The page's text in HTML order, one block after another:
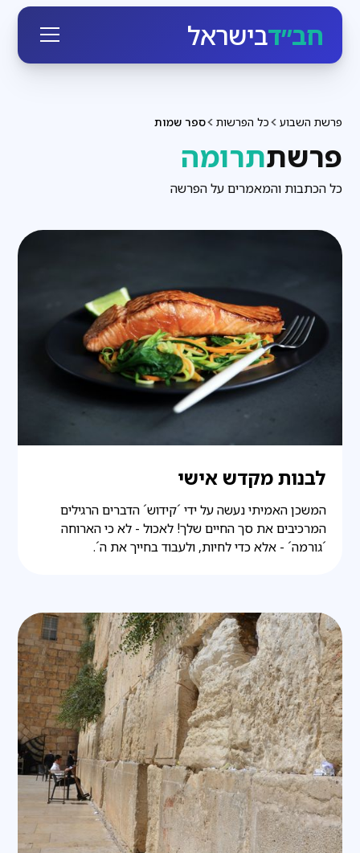
חב״דבישראל
פרשת השבוע כל הפרשות ספר שמות
פרשתתרומה
כל הכתבות והמאמרים על הפרשה
לבנות מקדש אישי
המשכן האמיתי נעשה על ידי ´קידוש´ הדברים הרגילים
המרכיבים את סך החיים שלך! לאכול - לא כי הארוחה
´גורמה´ - אלא כדי לחיות, ולעבוד בחייך את ה´.